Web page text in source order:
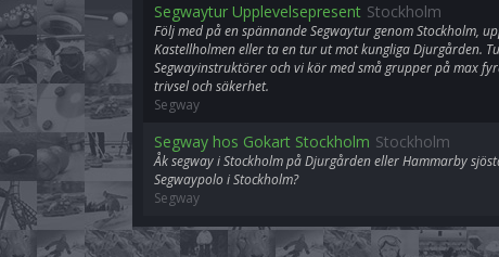
Segwaytur Upplevelsepresent Stockholm
Följ med på en spännande Segwaytur genom Stockholm,
Kastellholmen eller ta en tur ut mot kungliga Djurgården.
Segwayinstruktörer och vi kör med små grupper på max
trivsel och säkerhet.
Segway
Segway hos Gokart Stockholm Stockholm
Åk segway i Stockholm på Djurgården eller Hammarby
Segwaypolo i Stockholm?
Segway